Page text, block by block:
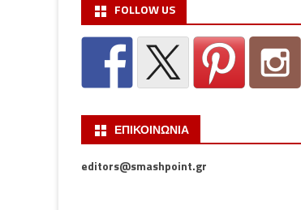
FOLLOW US
ΕΠΙΚΟΙΝΩΝΙΑ
editors@smashpoint.gr